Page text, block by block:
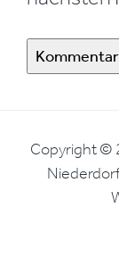
Copyright ©